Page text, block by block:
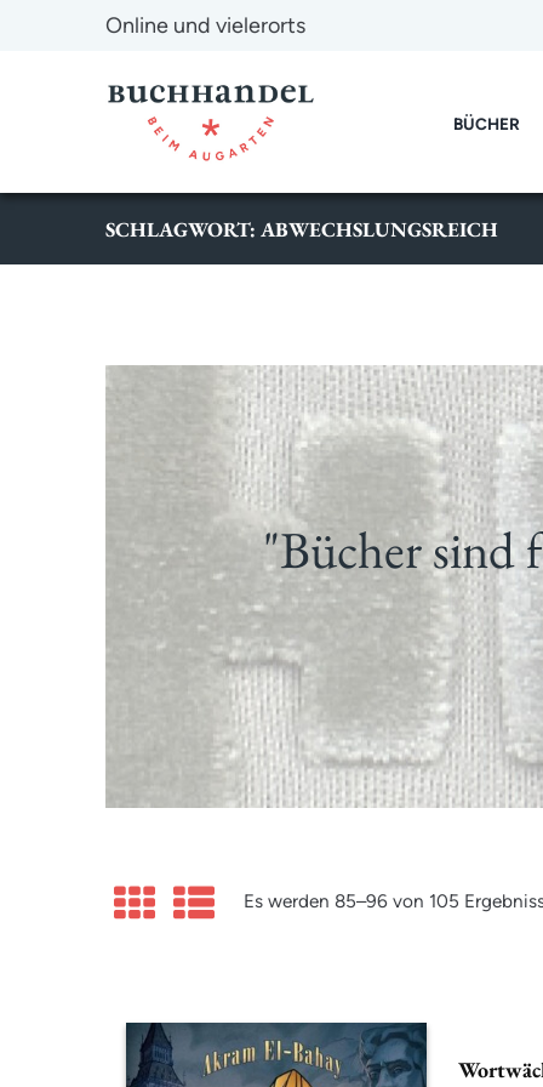
Online und vielerorts
BÜCHER
SCHLAGWORT: ABWECHSLUNGSREICH
"Bücher sind
Es werden 85–96 von 105